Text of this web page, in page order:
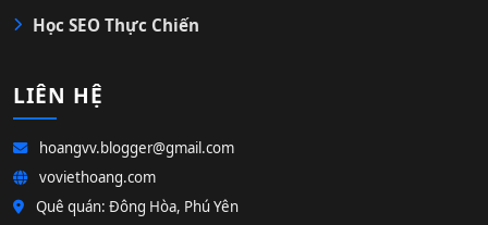
Học SEO Thực Chiến
LIÊN HỆ
hoangvv.blogger@gmail.com
voviethoang.com
Quê quán: Đông Hòa, Phú Yên